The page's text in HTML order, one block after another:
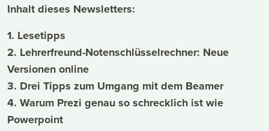
Inhalt dieses Newsletters:
1. Lesetipps
2. Lehrerfreund-Notenschlüsselrechner: Neue
Versionen online
3. Drei Tipps zum Umgang mit dem Beamer
4. Warum Prezi genau so schrecklich ist wie
Powerpoint